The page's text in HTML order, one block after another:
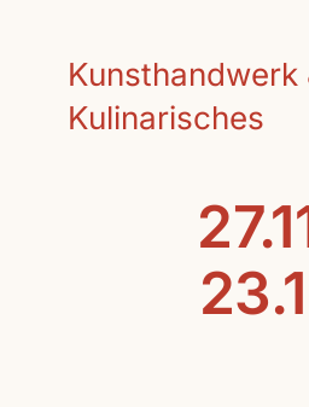
Kunsthandwerk
Kulinarisches